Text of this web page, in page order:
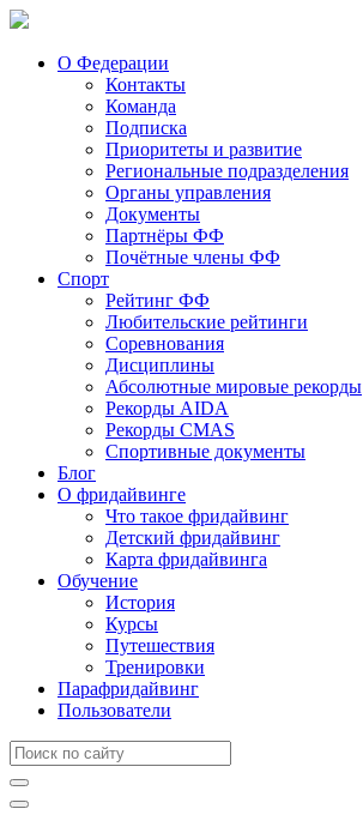
О Федерации
Контакты
Команда
Подписка
Приоритеты и развитие
Региональные подразделения
Органы управления
Документы
Партнёры ФФ
Почётные члены ФФ
Спорт
Рейтинг ФФ
Любительские рейтинги
Соревнования
Дисциплины
Абсолютные мировые рекорды
Рекорды AIDA
Рекорды CMAS
Спортивные документы
Блог
О фридайвинге
Что такое фридайвинг
Детский фридайвинг
Карта фридайвинга
Обучение
История
Курсы
Путешествия
Тренировки
Парафридайвинг
Пользователи